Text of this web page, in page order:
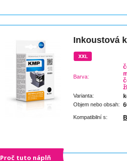
Inkoustová
Barva:
Varianta:
Objem nebo obsah:
Kompatibilní s:
Proč tuto náplň